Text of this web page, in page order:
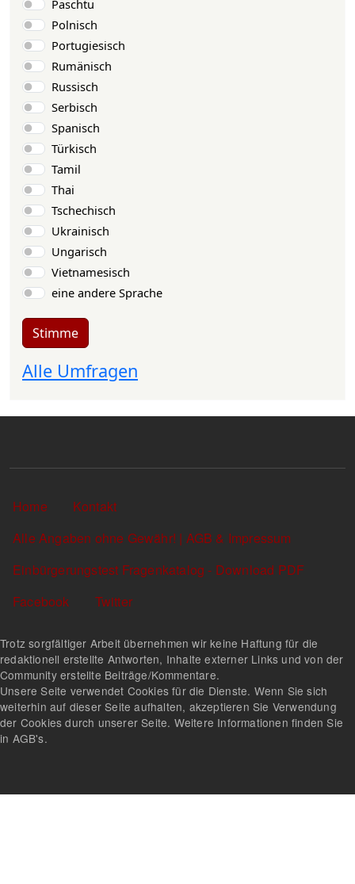
Paschtu
Polnisch
Portugiesisch
Rumänisch
Russisch
Serbisch
Spanisch
Türkisch
Tamil
Thai
Tschechisch
Ukrainisch
Ungarisch
Vietnamesisch
eine andere Sprache
Stimme
Alle Umfragen
Sekundärlinks
Home
Kontakt
Alle Angaben ohne Gewähr! | AGB & Impressum
Einbürgerungstest Fragenkatalog - Download PDF
Facebook
Twitter
Trotz sorgfältiger Arbeit übernehmen wir keine Haftung für die
redaktionell erstellte Antworten, Inhalte externer Links und von der
Community erstellte Beiträge/Kommentare.
Unsere Seite verwendet Cookies für die Dienste. Wenn Sie sich
weiterhin auf dieser Seite aufhalten, akzeptieren Sie Verwendung
der Cookies durch unserer Seite. Weitere Informationen finden Sie
in AGB's.